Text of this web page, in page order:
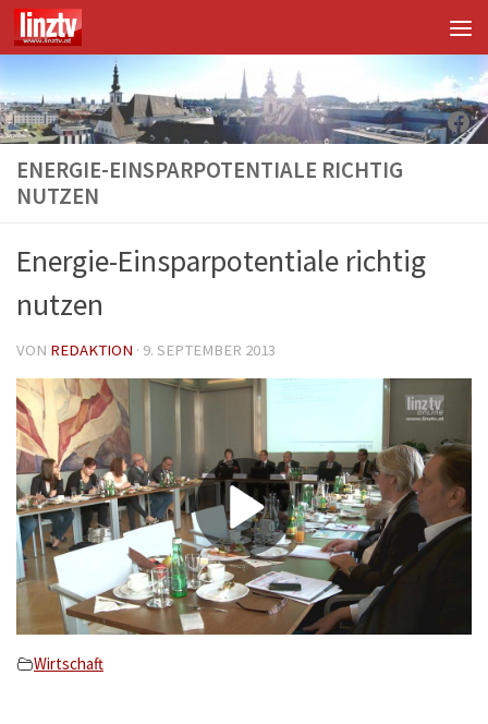
Unter dem Inhalt
ENERGIE-EINSPARPOTENTIALE RICHTIG
NUTZEN
Energie-Einsparpotentiale richtig
nutzen
VON REDAKTION · 9. SEPTEMBER 2013
Wirtschaft